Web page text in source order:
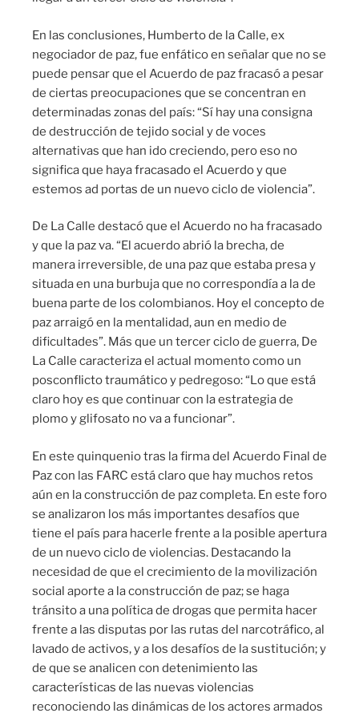
En las conclusiones, Humberto de la Calle, ex
negociador de paz, fue enfático en señalar que no se
puede pensar que el Acuerdo de paz fracasó a pesar
de ciertas preocupaciones que se concentran en
determinadas zonas del país: “Sí hay una consigna
de destrucción de tejido social y de voces
alternativas que han ido creciendo, pero eso no
significa que haya fracasado el Acuerdo y que
estemos ad portas de un nuevo ciclo de violencia”.
De La Calle destacó que el Acuerdo no ha fracasado
y que la paz va. “El acuerdo abrió la brecha, de
manera irreversible, de una paz que estaba presa y
situada en una burbuja que no correspondía a la de
buena parte de los colombianos. Hoy el concepto de
paz arraigó en la mentalidad, aun en medio de
dificultades”. Más que un tercer ciclo de guerra, De
La Calle caracteriza el actual momento como un
posconflicto traumático y pedregoso: “Lo que está
claro hoy es que continuar con la estrategia de
plomo y glifosato no va a funcionar”.
En este quinquenio tras la firma del Acuerdo Final de
Paz con las FARC está claro que hay muchos retos
aún en la construcción de paz completa. En este foro
se analizaron los más importantes desafíos que
tiene el país para hacerle frente a la posible apertura
de un nuevo ciclo de violencias. Destacando la
necesidad de que el crecimiento de la movilización
social aporte a la construcción de paz; se haga
tránsito a una política de drogas que permita hacer
frente a las disputas por las rutas del narcotráfico, al
lavado de activos, y a los desafíos de la sustitución; y
de que se analicen con detenimiento las
características de las nuevas violencias
reconociendo las dinámicas de los actores armados